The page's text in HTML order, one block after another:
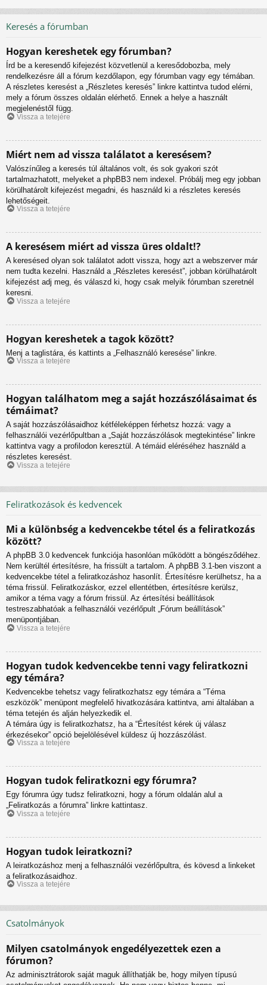
Keresés a fórumban
Hogyan kereshetek egy fórumban?
Írd be a keresendő kifejezést közvetlenül a keresődobozba, mely
rendelkezésre áll a fórum kezdőlapon, egy fórumban vagy egy témában.
A részletes keresést a „Részletes keresés” linkre kattintva tudod elérni,
mely a fórum összes oldalán elérhető. Ennek a helye a használt
megjelenéstől függ.
Vissza a tetejére
Miért nem ad vissza találatot a keresésem?
Valószínűleg a keresés túl általános volt, és sok gyakori szót
tartalmazhatott, melyeket a phpBB3 nem indexel. Próbálj meg egy jobban
körülhatárolt kifejezést megadni, és használd ki a részletes keresés
lehetőségeit.
Vissza a tetejére
A keresésem miért ad vissza üres oldalt!?
A keresésed olyan sok találatot adott vissza, hogy azt a webszerver már
nem tudta kezelni. Használd a „Részletes keresést”, jobban körülhatárolt
kifejezést adj meg, és válaszd ki, hogy csak melyik fórumban szeretnél
keresni.
Vissza a tetejére
Hogyan kereshetek a tagok között?
Menj a taglistára, és kattints a „Felhasználó keresése” linkre.
Vissza a tetejére
Hogyan találhatom meg a saját hozzászólásaimat és
témáimat?
A saját hozzászólásaidhoz kétféleképpen férhetsz hozzá: vagy a
felhasználói vezérlőpultban a „Saját hozzászólások megtekintése” linkre
kattintva vagy a profilodon keresztül. A témáid eléréséhez használd a
részletes keresést.
Vissza a tetejére
Feliratkozások és kedvencek
Mi a különbség a kedvencekbe tétel és a feliratkozás
között?
A phpBB 3.0 kedvencek funkciója hasonlóan működött a böngésződéhez.
Nem kerültél értesítésre, ha frissült a tartalom. A phpBB 3.1-ben viszont a
kedvencekbe tétel a feliratkozáshoz hasonlít. Értesítésre kerülhetsz, ha a
téma frissül. Feliratkozáskor, ezzel ellentétben, értesítésre kerülsz,
amikor a téma vagy a fórum frissül. Az értesítési beállítások
testreszabhatóak a felhasználói vezérlőpult „Fórum beállítások”
menüpontjában.
Vissza a tetejére
Hogyan tudok kedvencekbe tenni vagy feliratkozni
egy témára?
Kedvencekbe tehetsz vagy feliratkozhatsz egy témára a “Téma
eszközök” menüpont megfelelő hivatkozására kattintva, ami általában a
téma tetején és alján helyezkedik el.
A témára úgy is feliratkozhatsz, ha a “Értesítést kérek új válasz
érkezésekor” opció bejelölésével küldesz új hozzászólást.
Vissza a tetejére
Hogyan tudok feliratkozni egy fórumra?
Egy fórumra úgy tudsz feliratkozni, hogy a fórum oldalán alul a
„Feliratkozás a fórumra” linkre kattintasz.
Vissza a tetejére
Hogyan tudok leiratkozni?
A leiratkozáshoz menj a felhasználói vezérlőpultra, és kövesd a linkeket
a feliratkozásaidhoz.
Vissza a tetejére
Csatolmányok
Milyen csatolmányok engedélyezettek ezen a
fórumon?
Az adminisztrátorok saját maguk állíthatják be, hogy milyen típusú